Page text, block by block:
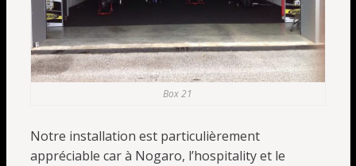
Box 21
Notre installation est particulièrement
appréciable car à Nogaro, l’hospitality et le